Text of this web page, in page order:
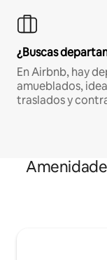
¿Buscas
En Airbnb, hay
amueblados,
traslados y